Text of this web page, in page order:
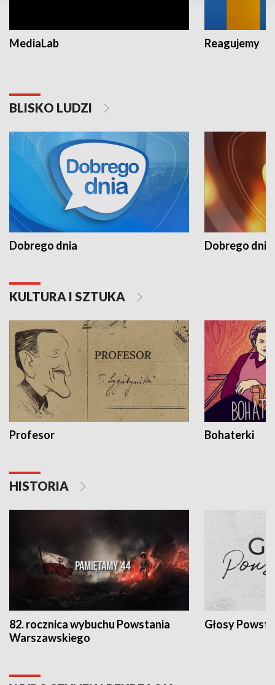
MediaLab Reagujemy
BLISKO LUDZI
Dobrego dnia Dobrego dnia
KULTURA I SZTUKA
Profesor Bohaterki
HISTORIA
82. rocznica wybuchu Powstania
Warszawskiego
Głosy